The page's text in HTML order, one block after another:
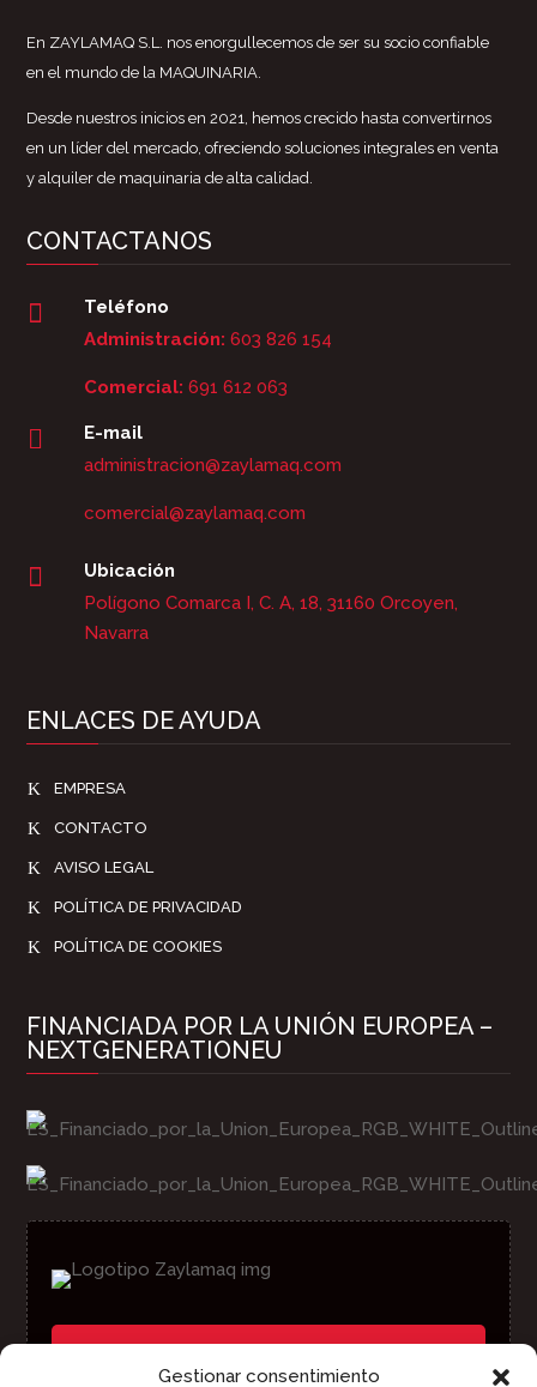
Gestionar consentimiento
En ZAYLAMAQ S.L. nos enorgullecemos de ser su socio confiable
en el mundo de la MAQUINARIA.
Desde nuestros inicios en 2021, hemos crecido hasta convertirnos
en un líder del mercado, ofreciendo soluciones integrales en venta
y alquiler de maquinaria de alta calidad.
CONTACTANOS

Teléfono
Administración: 603 826 154
Comercial: 691 612 063

E-mail
administracion@zaylamaq.com
comercial@zaylamaq.com

Ubicación
Polígono Comarca I, C. A, 18, 31160 Orcoyen,
Navarra
ENLACES DE AYUDA
K EMPRESA
K CONTACTO
K AVISO LEGAL
K POLÍTICA DE PRIVACIDAD
K POLÍTICA DE COOKIES
FINANCIADA POR LA UNIÓN EUROPEA –
NEXTGENERATIONEU